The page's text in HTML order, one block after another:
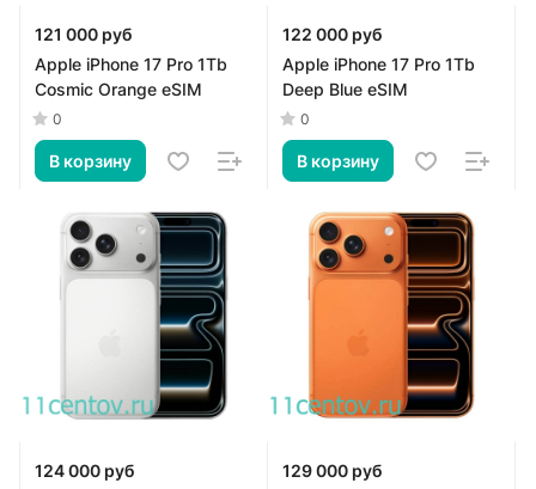
121 000 руб
Apple iPhone 17 Pro 1Tb
Cosmic Orange eSIM
0
В корзину
122 000 руб
Apple iPhone 17 Pro 1Tb
Deep Blue eSIM
0
В корзину
124 000 руб
129 000 руб